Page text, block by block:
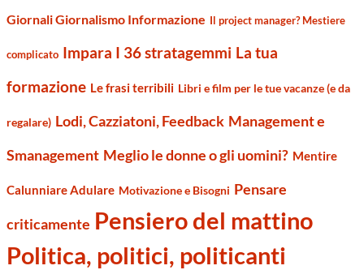
Giornali Giornalismo Informazione Il project manager? Mestiere
complicato Impara I 36 stratagemmi La tua
formazione Le frasi terribili Libri e film per le tue vacanze (e da
regalare) Lodi, Cazziatoni, Feedback Management e
Smanagement Meglio le donne o gli uomini? Mentire
Calunniare Adulare Motivazione e Bisogni Pensare
criticamente Pensiero del mattino
Politica, politici, politicanti